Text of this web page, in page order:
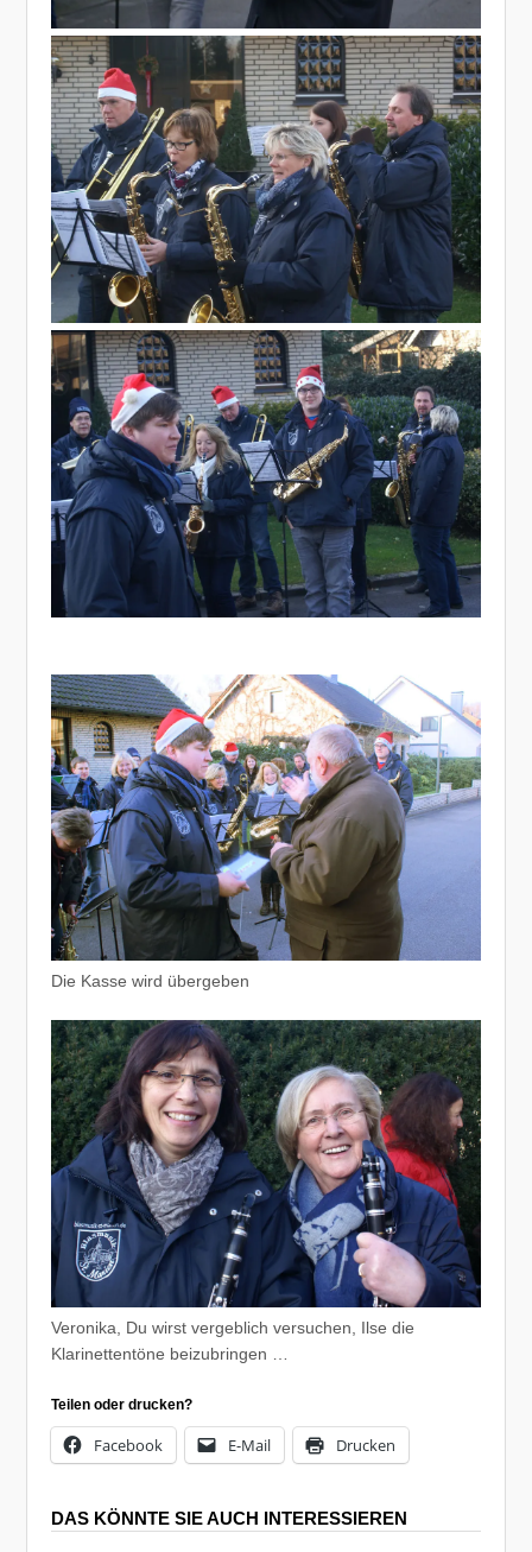
Die Kasse wird übergeben
Veronika, Du wirst vergeblich versuchen, Ilse die
Klarinettentöne beizubringen …
Teilen oder drucken?
Facebook E-Mail Drucken
DAS KÖNNTE SIE AUCH INTERESSIEREN